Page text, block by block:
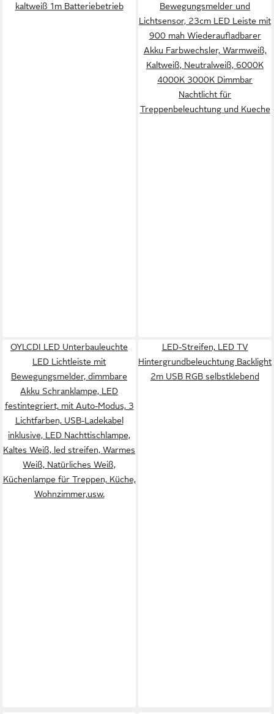
kaltweiß 1m Batteriebetrieb
Bewegungsmelder und
Lichtsensor, 23cm LED Leiste mit
900 mah Wiederaufladbarer
Akku Farbwechsler, Warmweiß,
Kaltweiß, Neutralweiß, 6000K
4000K 3000K Dimmbar
Nachtlicht für
Treppenbeleuchtung und Kueche
OYLCDI LED Unterbauleuchte
LED Lichtleiste mit
Bewegungsmelder, dimmbare
Akku Schranklampe, LED
festintegriert, mit Auto-Modus, 3
Lichtfarben, USB-Ladekabel
inklusive, LED Nachttischlampe,
Kaltes Weiß, led streifen, Warmes
Weiß, Natürliches Weiß,
Küchenlampe für Treppen, Küche,
Wohnzimmer,usw.
LED-Streifen, LED TV
Hintergrundbeleuchtung Backlight
2m USB RGB selbstklebend